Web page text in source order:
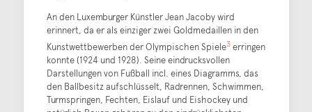
An den Luxemburger Künstler Jean Jacoby wird
erinnert, da er als einziger zwei Goldmedaillen in den
Kunstwettbewerben der Olympischen Spiele3erringen
konnte (1924 und 1928). Seine eindrucksvollen
Darstellungen von Fußball incl. eines Diagramms, das
den Ballbesitz aufschlüsselt, Radrennen, Schwimmen,
Turmspringen, Fechten, Eislauf und Eishockey und